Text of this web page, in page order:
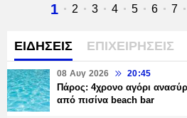
Τρέχουσα
1 Σελίδα
2 Σελίδα
3 Σελίδα
4 Σελίδα
5 Σελίδα
6 7
ΕΙΔΗΣΕΙΣ ΕΠΙΧΕΙΡΗΣΕΙΣ
08 Αυγ 2026 20:45
Πάρος: 4χρονο αγόρι
από πισίνα beach bar